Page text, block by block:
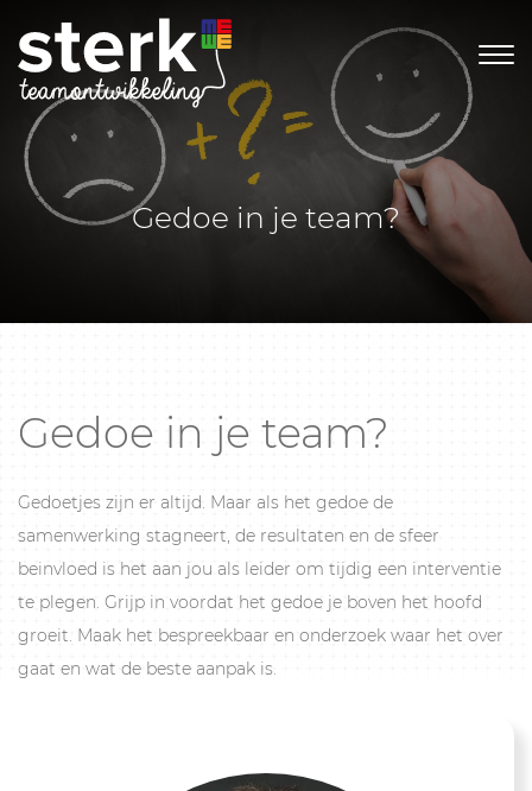
Gedoe in je team?
Gedoe in je team?
Gedoetjes zijn er altijd. Maar als het gedoe de
samenwerking stagneert, de resultaten en de sfeer
beinvloed is het aan jou als leider om tijdig een interventie
te plegen. Grijp in voordat het gedoe je boven het hoofd
groeit. Maak het bespreekbaar en onderzoek waar het over
gaat en wat de beste aanpak is.